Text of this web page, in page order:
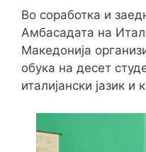
Во соработка и
Амбасадата на
Македонија
обука на десет
италијански јазик